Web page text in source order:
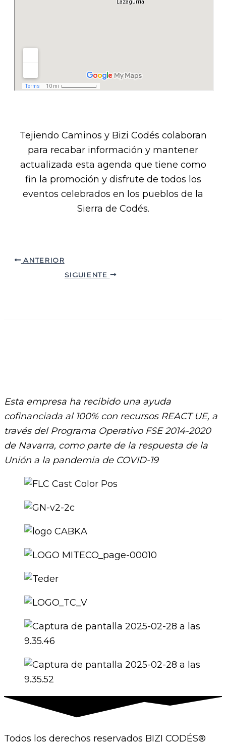
Tejiendo Caminos y Bizi Codés colaboran
para recabar información y mantener
actualizada esta agenda que tiene como
fin la promoción y disfrute de todos los
eventos celebrados en los pueblos de la
Sierra de Codés.​
ANTERIOR
SIGUIENTE
Esta empresa ha recibido una ayuda
cofinanciada al 100% con recursos REACT UE, a
través del Programa Operativo FSE 2014-2020
de Navarra, como parte de la respuesta de la
Unión a la pandemia de COVID-19
Todos los derechos reservados BIZI CODÉS®